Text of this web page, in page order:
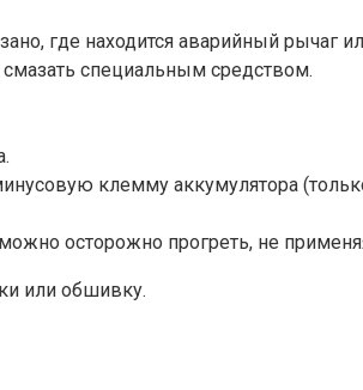
где находится аварийный рычаг
смазать специальным средством.
клемму аккумулятора
осторожно прогреть, не
или обшивку.